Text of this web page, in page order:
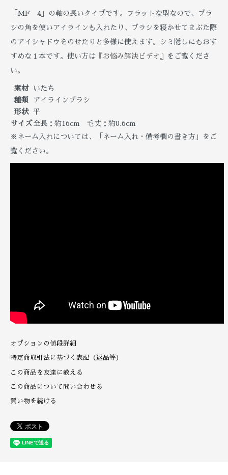
「MF 4」の軸の長いタイプです。フラットな型なので、ブラ
シの角を使いアイラインも入れたり、ブラシを寝かせてまぶた際
のアイシャドウをのせたりと多様に使えます。シミ隠しにもおす
すめな１本です。使い方は 『お悩み解決ビデオ』
をご覧くださ
い。
素材
いたち
種類
アイラインブラシ
形状
平
サイズ 全長：約16cm 毛丈：約0.6cm
※ネーム入れについては、「ネーム入れ・備考欄の書き方」をご
覧ください。
オプションの値段詳細
特定商取引法に基づく表記（返品等）
この商品を友達に教える
この商品について問い合わせる
買い物を続ける